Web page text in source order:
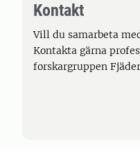
Kontakt
Vill du samarbeta
Kontakta gärna
forskargruppen